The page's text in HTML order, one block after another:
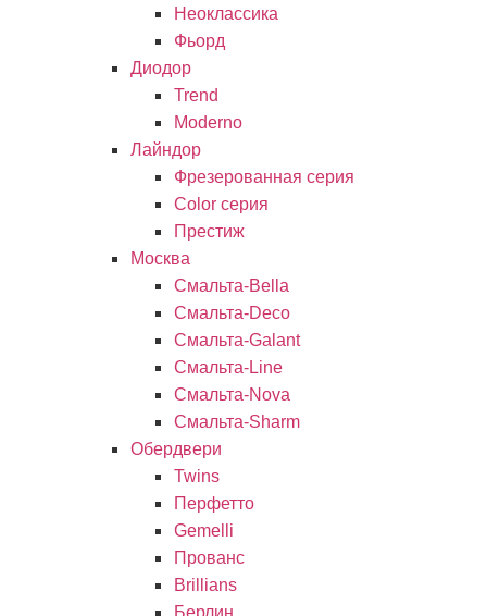
Неоклассика
Фьорд
Диодор
Trend
Moderno
Лайндор
Фрезерованная серия
Color серия
Престиж
Москва
Смальта-Bella
Смальта-Deco
Смальта-Galant
Смальта-Line
Смальта-Nova
Смальта-Sharm
Обердвери
Twins
Перфетто
Gemelli
Прованс
Brillians
Берлин